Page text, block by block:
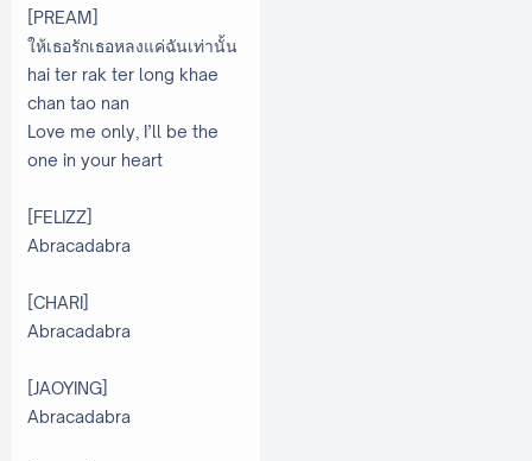
[PREAM]
ให้เธอรักเธอหลงแค่ฉันเท่านั้น
hai ter rak ter long khae
chan tao nan
Love me only, I’ll be the
one in your heart
[FELIZZ]
Abracadabra
[CHARI]
Abracadabra
[JAOYING]
Abracadabra